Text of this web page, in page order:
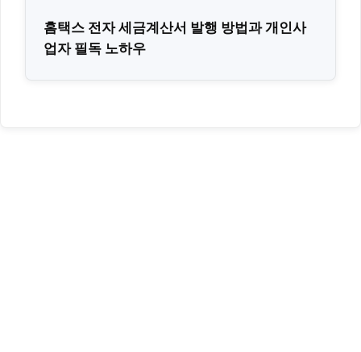
홈택스 전자 세금계산서 발행 방법과 개인사
업자 필독 노하우